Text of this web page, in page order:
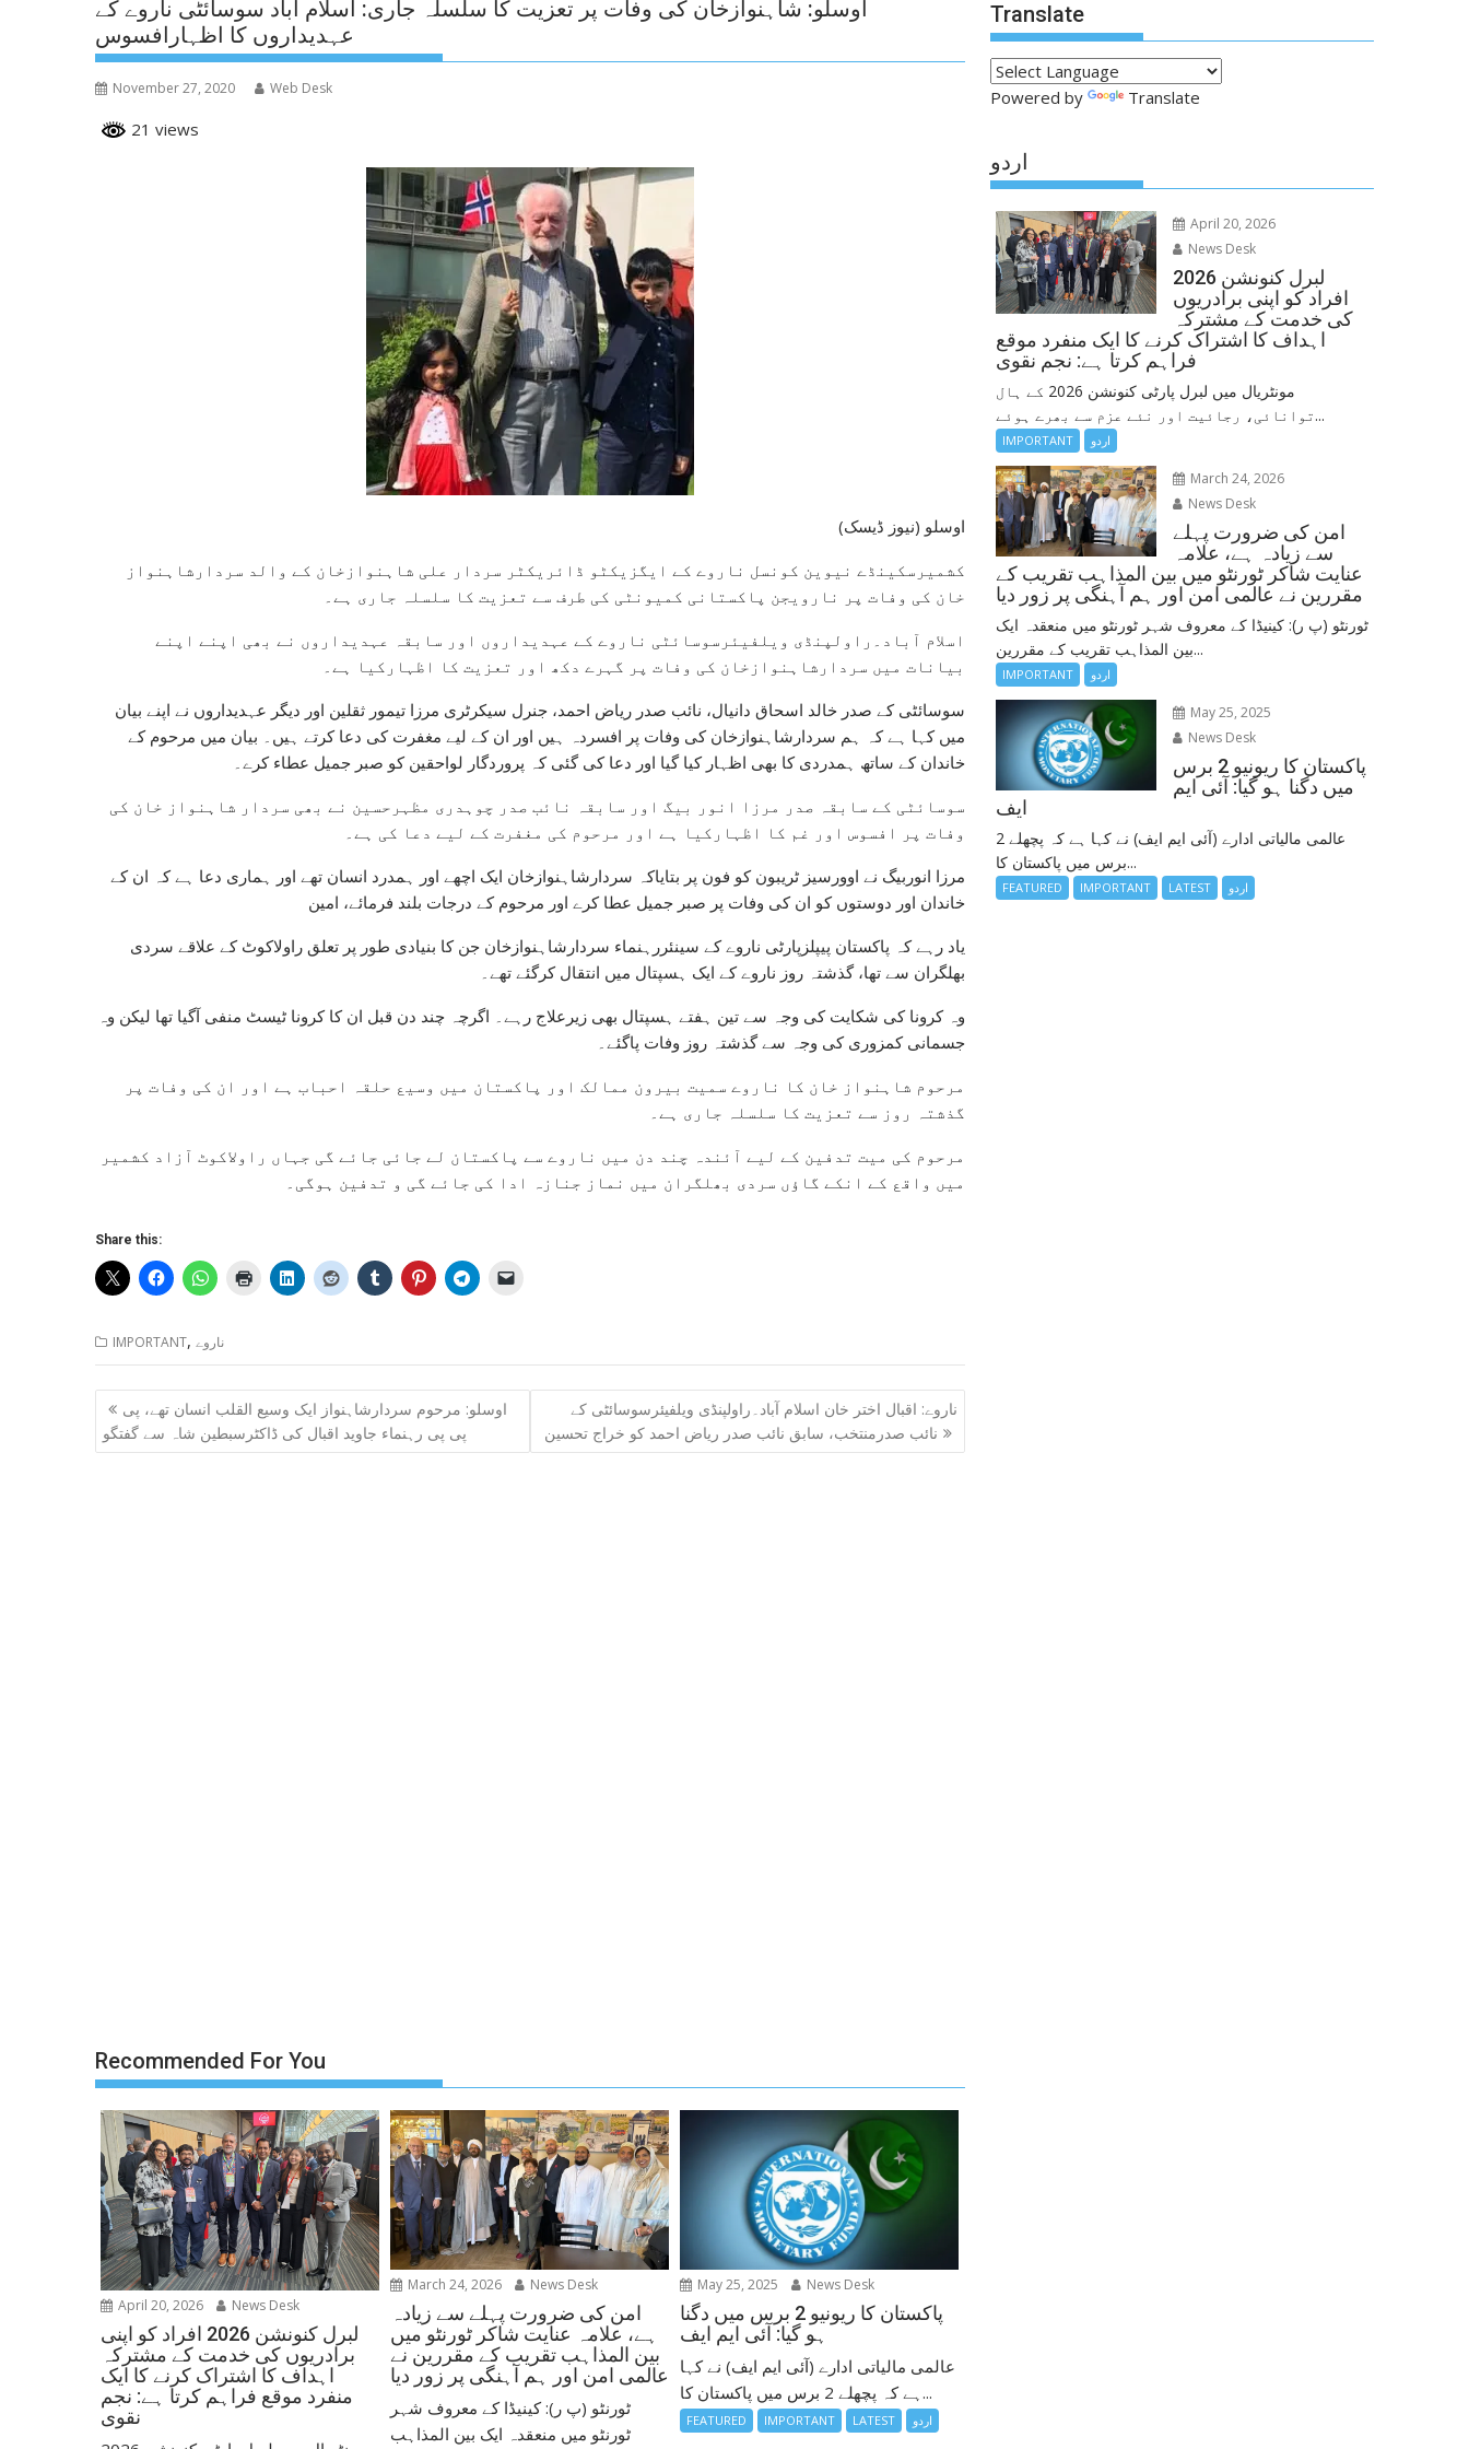
اوسلو: شاہنوازخان کی وفات پر تعزیت کا سلسلہ جاری: اسلام آباد سوسائٹی ناروے کے
عہدیداروں کا اظہارافسوس
November 27, 2020 Web Desk
21 views
(اوسلو (نیوز ڈیسک
کشمیرسکینڈے نیوین کونسل ناروے کے ایگزیکٹو ڈائریکٹر سردار علی شاہنوازخان کے والد سردارشاہنواز
خان کی وفات پر نارویجن پاکستانی کمیونٹی کی طرف سے تعزیت کا سلسلہ جاری ہے۔
اسلام آباد۔راولپنڈی ویلفیئرسوسائٹی ناروے کے عہدیداروں اور سابقہ عہدیداروں نے بھی اپنے اپنے
بیانات میں سردارشاہنوازخان کی وفات پر گہرے دکھ اور تعزیت کا اظہارکیا ہے۔
سوسائٹی کے صدر خالد اسحاق دانیال، نائب صدر ریاض احمد، جنرل سیکرٹری مرزا تیمور ثقلین اور دیگر عہدیداروں نے اپنے بیان
میں کہا ہے کہ ہم سردارشاہنوازخان کی وفات پر افسردہ ہیں اور ان کے لیے مغفرت کی دعا کرتے ہیں۔ بیان میں مرحوم کے
خاندان کے ساتھ ہمدردی کا بھی اظہار کیا گیا اور دعا کی گئی کہ پروردگار لواحقین کو صبر جمیل عطاء کرے۔
سوسائٹی کے سابقہ صدر مرزا انور بیگ اور سابقہ نائب صدر چوہدری مظہرحسین نے بھی سردار شاہنواز خان کی
وفات پر افسوس اور غم کا اظہارکیا ہے اور مرحوم کی مغفرت کے لیے دعا کی ہے۔
مرزا انوربیگ نے اوورسیز ٹریبون کو فون پر بتایاکہ سردارشاہنوازخان ایک اچھے اور ہمدرد انسان تھے اور ہماری دعا ہے کہ ان کے
خاندان اور دوستوں کو ان کی وفات پر صبر جمیل عطا کرے اور مرحوم کے درجات بلند فرمائے، امین
یاد رہے کہ پاکستان پیپلزپارٹی ناروے کے سینئررہنماء سردارشاہنوازخان جن کا بنیادی طور پر تعلق راولاکوٹ کے علاقے سردی
بھلگران سے تھا، گذشتہ روز ناروے کے ایک ہسپتال میں انتقال کرگئے تھے۔
وہ کرونا کی شکایت کی وجہ سے تین ہفتے ہسپتال بھی زیرعلاج رہے۔ اگرچہ چند دن قبل ان کا کرونا ٹیسٹ منفی آگیا تھا لیکن وہ
جسمانی کمزوری کی وجہ سے گذشتہ روز وفات پاگئے۔
مرحوم شاہنواز خان کا ناروے سمیت بیرون ممالک اور پاکستان میں وسیع حلقہ احباب ہے اور ان کی وفات پر
گذشتہ روز سے تعزیت کا سلسلہ جاری ہے۔
مرحوم کی میت تدفین کے لیے آئندہ چند دن میں ناروے سے پاکستان لے جائی جائے گی جہاں راولاکوٹ آزاد کشمیر
میں واقع کے انکے گاؤں سردی بھلگران میں نماز جنازہ ادا کی جائے گی و تدفین ہوگی۔
Share this:
IMPORTANT, ناروے
Post
navigation
اوسلو: مرحوم سردارشاہنواز ایک وسیع القلب انسان تھے، پی
پی پی رہنماء جاوید اقبال کی ڈاکٹرسبطین شاہ سے گفتگو
ناروے: اقبال اختر خان اسلام آباد۔راولپنڈی ویلفیئرسوسائٹی کے
نائب صدرمنتخب، سابق نائب صدر ریاض احمد کو خراج تحسین
Recommended For You
April 20, 2026 News Desk
لبرل کنونشن 2026 افراد کو اپنی
برادریوں کی خدمت کے مشترکہ
اہداف کا اشتراک کرنے کا ایک
منفرد موقع فراہم کرتا ہے: نجم
نقوی
March 24, 2026 News Desk
امن کی ضرورت پہلے سے زیادہ
ہے، علامہ عنایت شاکر ٹورنٹو میں
بین المذاہب تقریب کے مقررین نے
عالمی امن اور ہم آہنگی پر زور دیا
ٹورنٹو (پ ر): کینیڈا کے معروف شہر
ٹورنٹو میں منعقدہ ایک بین المذاہب
May 25, 2025 News Desk
پاکستان کا ریونیو 2 برس میں دگنا
ہو گیا: آئی ایم ایف
عالمی مالیاتی ادارے (آئی ایم ایف) نے کہا
ہے کہ پچھلے 2 برس میں پاکستان کا...
FEATURED IMPORTANT LATEST اردو
Translate
Powered by Translate
اردو
April 20, 2026
News Desk
لبرل کنونشن 2026
افراد کو اپنی برادریوں
کی خدمت کے مشترکہ
اہداف کا اشتراک کرنے کا ایک منفرد موقع
فراہم کرتا ہے: نجم نقوی
مونٹریال میں لبرل پارٹی کنونشن 2026 کے ہال
توانائی، رجائیت اور نئے عزم سے بھرے ہوئے...
IMPORTANT اردو
March 24, 2026
News Desk
امن کی ضرورت پہلے
سے زیادہ ہے، علامہ
عنایت شاکر ٹورنٹو میں بین المذاہب تقریب کے
مقررین نے عالمی امن اور ہم آہنگی پر زور دیا
ٹورنٹو (پ ر): کینیڈا کے معروف شہر ٹورنٹو میں منعقدہ ایک
بین المذاہب تقریب کے مقررین...
IMPORTANT اردو
May 25, 2025
News Desk
پاکستان کا ریونیو 2 برس
میں دگنا ہو گیا: آئی ایم
ایف
عالمی مالیاتی ادارے (آئی ایم ایف) نے کہا ہے کہ پچھلے 2
برس میں پاکستان کا...
FEATURED IMPORTANT LATEST اردو